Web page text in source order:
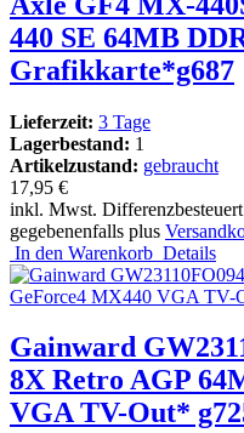
440 SE 64MB
Grafikkarte*g687
Lieferzeit: 3 Tage
Lagerbestand: 1
Artikelzustand: gebraucht
17,95 €
inkl. Mwst.
gegebenenfalls plus
In den Warenkorb Details
Gainward
8X Retro AGP
VGA TV-Out*